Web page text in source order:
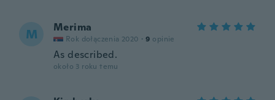
M Merima
Rok dołączenia 2020 · 9 opinie
As described.
około 3 roku temu